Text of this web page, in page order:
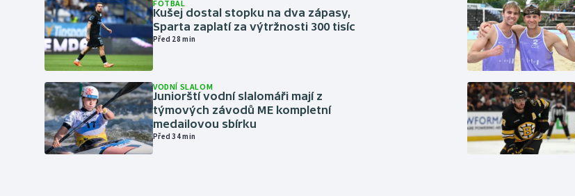
FOTBAL
Kušej dostal stopku na dva zápasy,
Sparta zaplatí za výtržnosti 300 tisíc
Před 28 min
VODNÍ SLALOM
Juniorští vodní slalomáři mají z
týmových závodů ME kompletní
medailovou sbírku
Před 34 min